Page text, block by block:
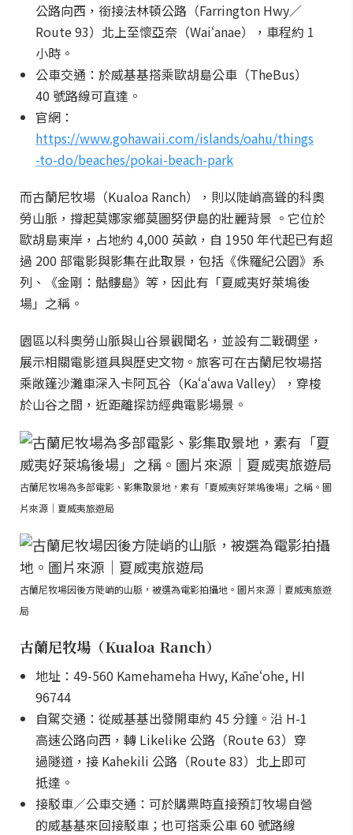
公路向西，銜接法林頓公路（Farrington Hwy／
Route 93）北上至懷亞奈（Waiʻanae），車程約 1
小時。
公車交通：於威基基搭乘歐胡島公車（TheBus）
40 號路線可直達。
官網：
https://www.gohawaii.com/islands/oahu/things
-to-do/beaches/pokai-beach-park
而古蘭尼牧場（Kualoa Ranch），則以陡峭高聳的科奧
勞山脈，撐起莫娜家鄉莫圖努伊島的壯麗背景 。它位於
歐胡島東岸，占地約 4,000 英畝，自 1950 年代起已有超
過 200 部電影與影集在此取景，包括《侏羅紀公園》系
列、《金剛：骷髏島》等，因此有「夏威夷好萊塢後
場」之稱。
園區以科奧勞山脈與山谷景觀聞名，並設有二戰碉堡，
展示相關電影道具與歷史文物。旅客可在古蘭尼牧場搭
乘敞篷沙灘車深入卡阿瓦谷（Kaʻaʻawa Valley），穿梭
於山谷之間，近距離探訪經典電影場景。
古蘭尼牧場為多部電影、影集取景地，素有「夏威夷好萊塢後場」之稱。圖
片來源｜夏威夷旅遊局
古蘭尼牧場因後方陡峭的山脈，被選為電影拍攝地。圖片來源｜夏威夷旅遊
局
古蘭尼牧場（Kualoa Ranch）
地址：49-560 Kamehameha Hwy, Kāneʻohe, HI
96744
自駕交通：從威基基出發開車約 45 分鐘。沿 H-1
高速公路向西，轉 Likelike 公路（Route 63）穿
過隧道，接 Kahekili 公路（Route 83）北上即可
抵達。
接駁車／公車交通：可於購票時直接預訂牧場自營
的威基基來回接駁車；也可搭乘公車 60 號路線